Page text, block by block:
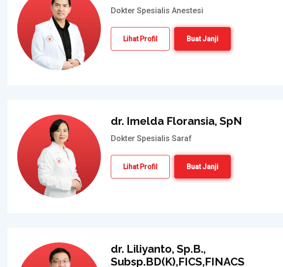
Dokter Spesialis Anestesi
Lihat Profil Buat Janji
dr. Imelda Floransia, SpN
Dokter Spesialis Saraf
Lihat Profil Buat Janji
dr. Liliyanto, Sp.B.,
Subsp.BD(K),FICS,FINACS